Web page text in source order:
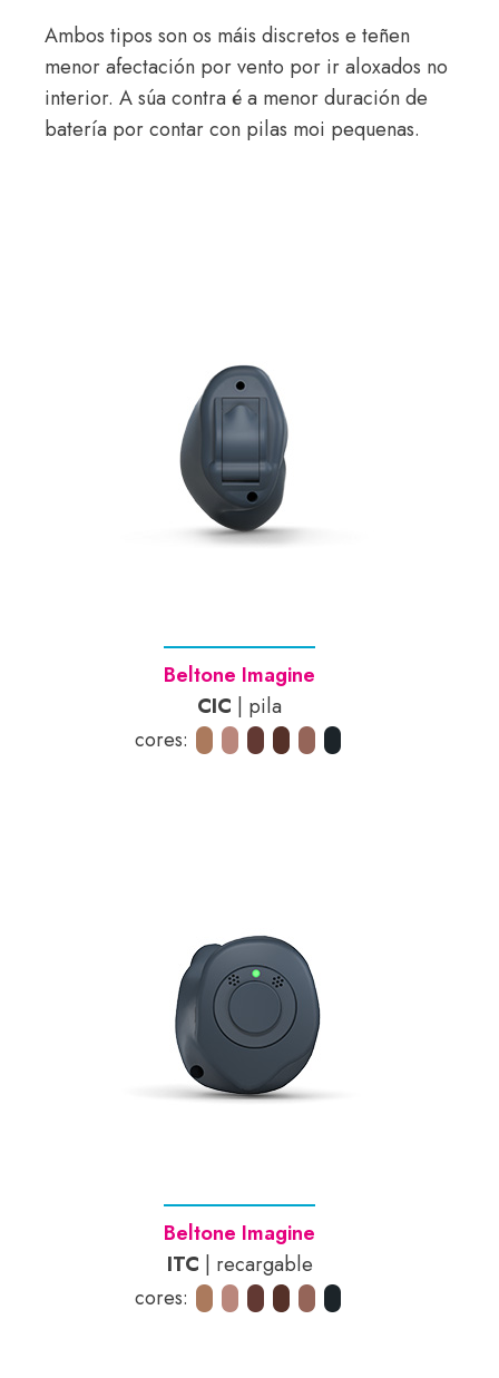
Ambos tipos son os máis discretos e teñen
menor afectación por vento por ir aloxados no
interior. A súa contra é a menor duración de
batería por contar con pilas moi pequenas.
Beltone Imagine
CIC | pila
cores:
Beltone Imagine
ITC | recargable
cores: